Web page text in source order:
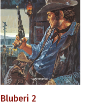
Bluberi 2